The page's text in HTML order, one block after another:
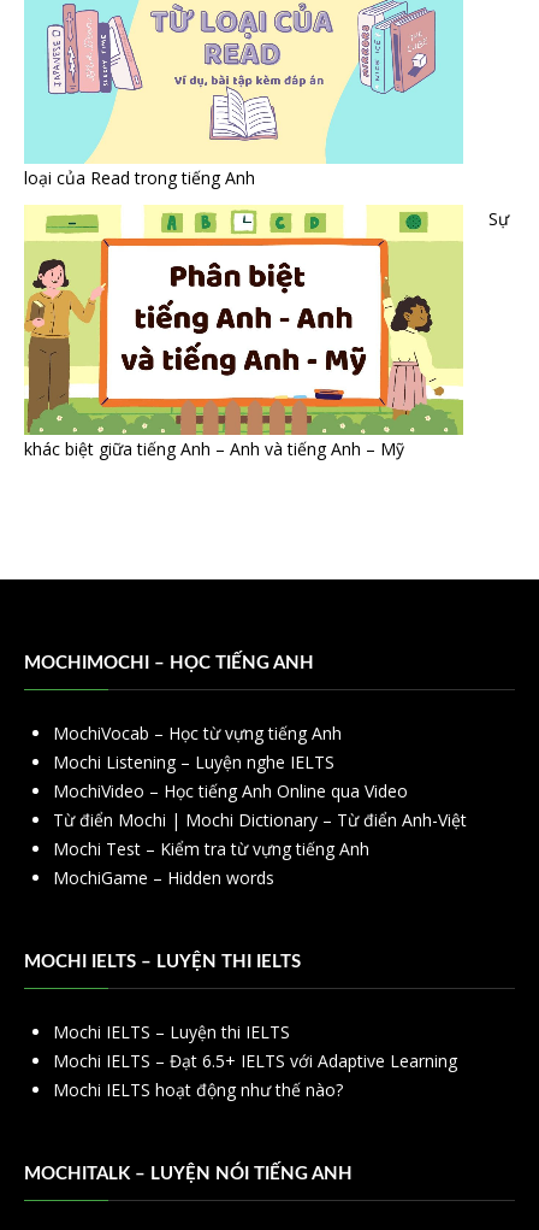
loại của Read trong tiếng Anh
Sự
khác biệt giữa tiếng Anh – Anh và tiếng Anh – Mỹ
MOCHIMOCHI – HỌC TIẾNG ANH
MochiVocab – Học từ vựng tiếng Anh
Mochi Listening – Luyện nghe IELTS
MochiVideo – Học tiếng Anh Online qua Video
Từ điển Mochi | Mochi Dictionary – Từ điển Anh-Việt
Mochi Test – Kiểm tra từ vựng tiếng Anh
MochiGame – Hidden words
MOCHI IELTS – LUYỆN THI IELTS
Mochi IELTS – Luyện thi IELTS
Mochi IELTS – Đạt 6.5+ IELTS với Adaptive Learning
Mochi IELTS hoạt động như thế nào?
MOCHITALK – LUYỆN NÓI TIẾNG ANH